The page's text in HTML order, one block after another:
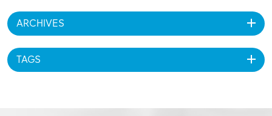
ARCHIVES
TAGS